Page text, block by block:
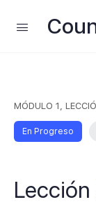
MÓDULO 1,
En Progreso